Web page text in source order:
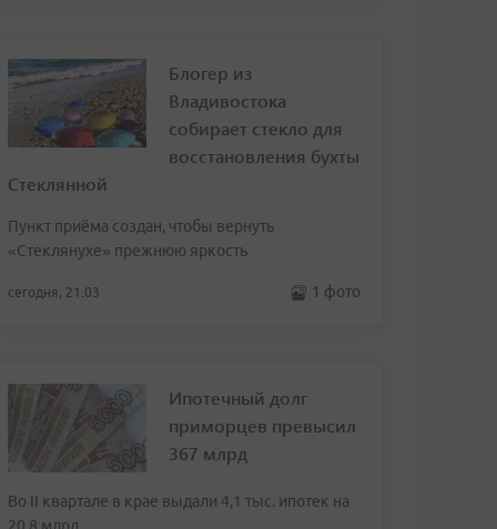
Блогер из
Владивостока
собирает стекло для
восстановления бухты
Стеклянной
Пункт приёма создан, чтобы вернуть
«Стеклянухе» прежнюю яркость
сегодня, 21:03 1 фото
Ипотечный долг
приморцев превысил
367 млрд
Во II квартале в крае выдали 4,1 тыс. ипотек на